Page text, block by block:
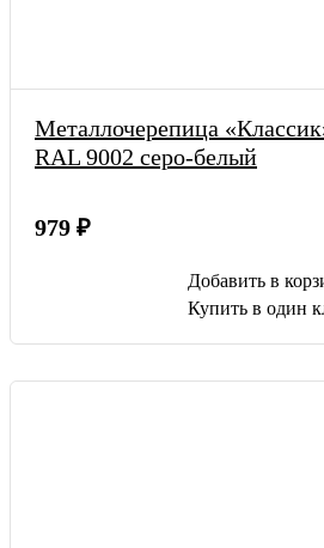
Металлочерепица
RAL 9002 серо-белый
979 ₽
Добавить в
Купить в один